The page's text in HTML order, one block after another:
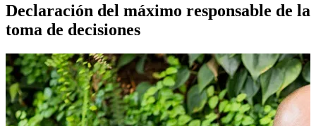
Declaración del máximo responsable de la
toma de decisiones